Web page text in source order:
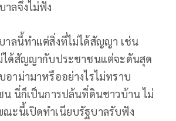
าลจึงไม่ฟัง
าลนี้ทำแต่สิ่งที่ไม่ได้สัญญา เช่น
ได้สัญญากับประชาชนแต่จะดันสุด
าม่ามาหรืออย่างไรไม่ทราบ
น นี่ก็เป็นการปล้นที่ดินชาวบ้าน ไม่
ะนี้เปิดทำเนียบรัฐบาลรับฟัง